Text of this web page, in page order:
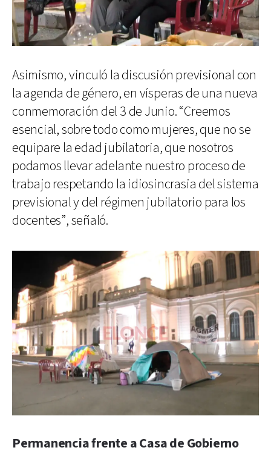
Asimismo, vinculó la discusión previsional con
la agenda de género, en vísperas de una nueva
conmemoración del 3 de Junio. “Creemos
esencial, sobre todo como mujeres, que no se
equipare la edad jubilatoria, que nosotros
podamos llevar adelante nuestro proceso de
trabajo respetando la idiosincrasia del sistema
previsional y del régimen jubilatorio para los
docentes”, señaló.
Permanencia frente a Casa de Gobierno